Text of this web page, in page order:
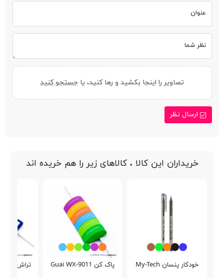
عنوان
نظر شما
تصاویر را اینجا بکشید و رها کنید، یا جستجو کنید
ارسال نظر
خریداران این کالا ، کالاهای زیر را هم خریده اند
خودکار پنسان My-Tech پاک كن Guai WX-9011 تراش